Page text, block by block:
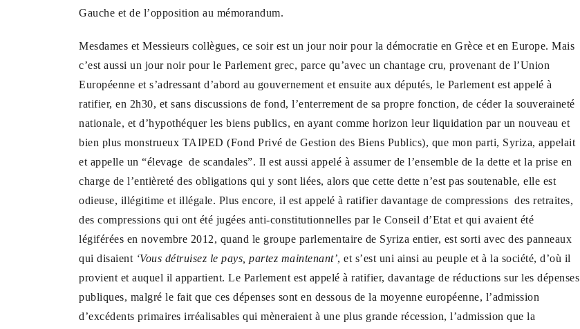
Gauche et de l’opposition au mémorandum.
Mesdames et Messieurs collègues, ce soir est un jour noir pour la démocratie en Grèce et en Europe. Mais
c’est aussi un jour noir pour le Parlement grec, parce qu’avec un chantage cru, provenant de l’Union
Européenne et s’adressant d’abord au gouvernement et ensuite aux députés, le Parlement est appelé à
ratifier, en 2h30, et sans discussions de fond, l’enterrement de sa propre fonction, de céder la souveraineté
nationale, et d’hypothéquer les biens publics, en ayant comme horizon leur liquidation par un nouveau et
bien plus monstrueux TAIPED (Fond Privé de Gestion des Biens Publics), que mon parti, Syriza, appelait
et appelle un “élevage de scandales”. Il est aussi appelé à assumer de l’ensemble de la dette et la prise en
charge de l’entièreté des obligations qui y sont liées, alors que cette dette n’est pas soutenable, elle est
odieuse, illégitime et illégale. Plus encore, il est appelé à ratifier davantage de compressions des retraites,
des compressions qui ont été jugées anti-constitutionnelles par le Conseil d’Etat et qui avaient été
légiférées en novembre 2012, quand le groupe parlementaire de Syriza entier, est sorti avec des panneaux
qui disaient ‘Vous détruisez le pays, partez maintenant’, et s’est uni ainsi au peuple et à la société, d’où il
provient et auquel il appartient. Le Parlement est appelé à ratifier, davantage de réductions sur les dépenses
publiques, malgré le fait que ces dépenses sont en dessous de la moyenne européenne, l’admission
d’excédents primaires irréalisables qui mèneraient à une plus grande récession, l’admission que la